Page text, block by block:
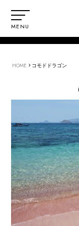
MENU
HOME › コモドドラゴン